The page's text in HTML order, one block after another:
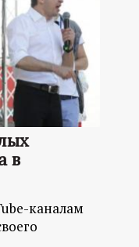
в
каналам